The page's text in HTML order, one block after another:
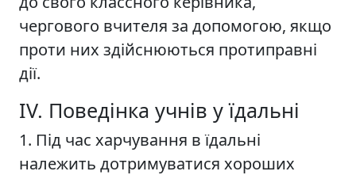
чергового вчителя за допомогою, якщо
проти них здійснюються протиправні
дії.
ІV. Поведінка учнів у їдальні
1. Під час харчування в їдальні
належить дотримуватися хороших